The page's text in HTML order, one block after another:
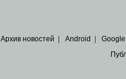
Архив новостей Android Google